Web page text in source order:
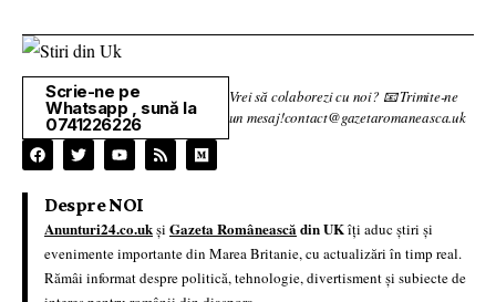
Scrie-ne pe
Whatsapp , sună la
0741226226
Vrei să colaborezi cu noi? 📧 Trimite-ne
un mesaj!contact@gazetaromaneasca.uk
Despre NOI
Anunturi24.co.ukși Gazeta Românească din UKîți aduc știri și
evenimente importante din Marea Britanie, cu actualizări în timp real.
Rămâi informat despre politică, tehnologie, divertisment și subiecte de